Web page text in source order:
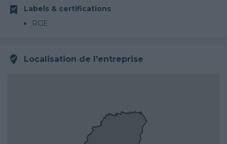
Labels & certifications
RGE
Localisation de l'entreprise